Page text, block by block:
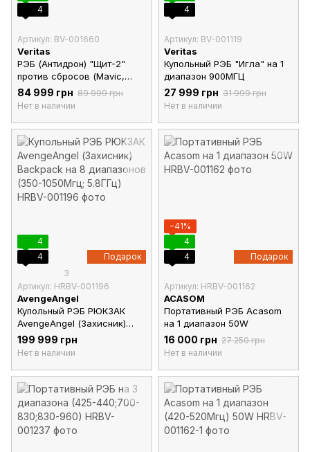
4
Артикул: BV-001660
Veritas
РЭБ (Антидрон) "Щит-2"
против сбросов (Mavic,
Autel) 2.4G; 5.2G; 5.8G (50W)
84 999 грн 89 999 грн
Нет в наличии
4
Артикул: BV-001119
Veritas
Купольный РЭБ "Игла" на 1
диапазон 900МГЦ
27 999 грн 31 999 грн
Нет в наличии
Подарок
4
4
3
Артикул: HRBV-001196
AvengeAngel
Купольный РЭБ РЮКЗАК
AvengeAngel (Захисник)
Backpack на 8 диапазонов
(350-1050Мгц; 5.8ГГц)
199 999 грн
Нет в наличии
Подарок
−41%
4
4
Артикул: HRBV-001162
ACASOM
Портативный РЭБ Acasom
на 1 диапазон 50W
16 000 грн 27 250 грн
Нет в наличии